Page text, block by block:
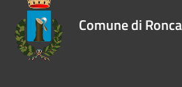
Comune di